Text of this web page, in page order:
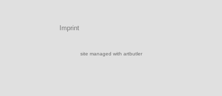
Imprint
site managed with artbutler